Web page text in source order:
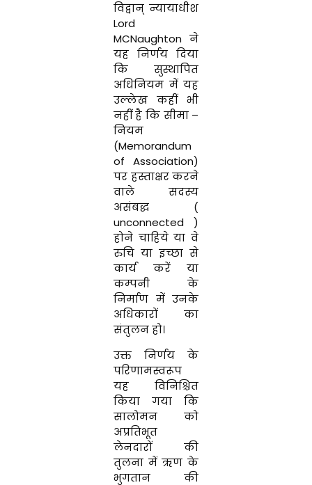
विद्वान्न्यायाधीश
Lord
MCNaughtonने
यहनिर्णयदिया
कि सुस्थापित
अधिनियम मेंयह
उल्लेखकहींभी
नहींहैकि सीमा –
नियम
(Memorandum
ofAssociation)
पर हस्ताक्षर करने
वालेसदस्य
असंबद्ध (
unconnected)
होने चाहिये यावे
रुचि या इच्छासे
कार्य करें या
कम्पनीके
निर्माण मेंउनके
अधिकारोंका
संतुलनहो।
उक्तनिर्णयके
परिणामस्वरूप
यहविनिश्चित
कियागयाकि
सालोमनको
अप्रतिभूत
लेनदारोंकी
तुलना में ऋणके
भुगतानकी